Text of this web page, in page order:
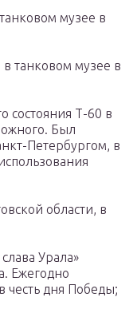
музее в
танковом музее в
состояния Т-60 в
Был
Петербургом, в
области, в
Урала»
Ежегодно
честь дня Победы;